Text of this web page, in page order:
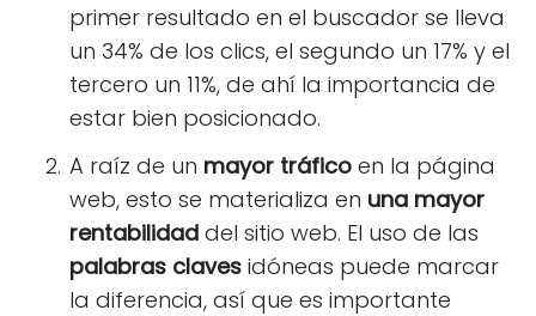
primer resultado en el buscador se lleva
un 34% de los clics, el segundo un 17% y el
tercero un 11%, de ahí la importancia de
estar bien posicionado.
A raíz de un mayor tráfico en la página
web, esto se materializa en una mayor
rentabilidad del sitio web. El uso de las
palabras claves idóneas puede marcar
la diferencia, así que es importante